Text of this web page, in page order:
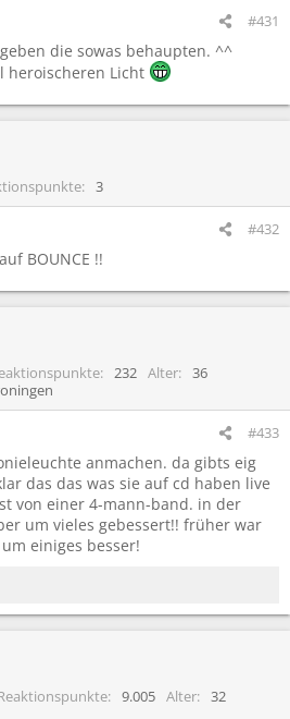
#431
die sowas behaupten. ^^
heroischeren Licht
3
#432
BOUNCE !!
232 Alter
36
#433
anmachen. da gibts eig
das das was sie auf cd haben live
von einer 4-mann-band. in der
um vieles gebessert!! früher war
einiges besser!
9.005 Alter
32